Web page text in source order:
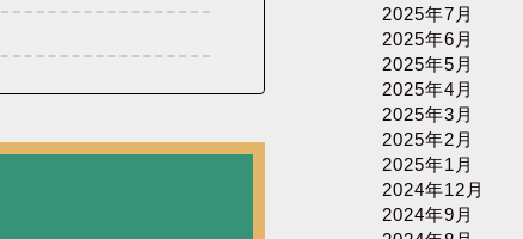
2025年7月
2025年6月
2025年5月
2025年4月
2025年3月
2025年2月
2025年1月
2024年12月
2024年9月